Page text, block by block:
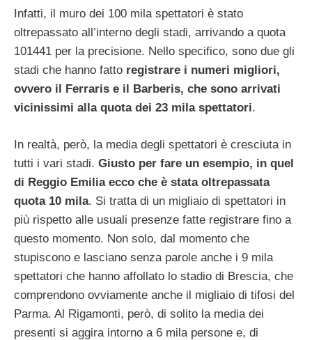
Infatti, il muro dei 100 mila spettatori è stato
oltrepassato all’interno degli stadi, arrivando a quota
101441 per la precisione. Nello specifico, sono due gli
stadi che hanno fatto registrare i numeri migliori,
ovvero il Ferraris e il Barberis, che sono arrivati
vicinissimi alla quota dei 23 mila spettatori.
In realtà, però, la media degli spettatori è cresciuta in
tutti i vari stadi. Giusto per fare un esempio, in quel
di Reggio Emilia ecco che è stata oltrepassata
quota 10 mila. Si tratta di un migliaio di spettatori in
più rispetto alle usuali presenze fatte registrare fino a
questo momento. Non solo, dal momento che
stupiscono e lasciano senza parole anche i 9 mila
spettatori che hanno affollato lo stadio di Brescia, che
comprendono ovviamente anche il migliaio di tifosi del
Parma. Al Rigamonti, però, di solito la media dei
presenti si aggira intorno a 6 mila persone e, di